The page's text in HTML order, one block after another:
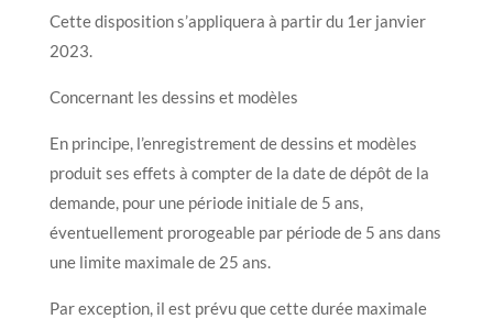
Cette disposition s’appliquera à partir du 1er janvier
2023.
Concernant les dessins et modèles
En principe, l’enregistrement de dessins et modèles
produit ses effets à compter de la date de dépôt de la
demande, pour une période initiale de 5 ans,
éventuellement prorogeable par période de 5 ans dans
une limite maximale de 25 ans.
Par exception, il est prévu que cette durée maximale